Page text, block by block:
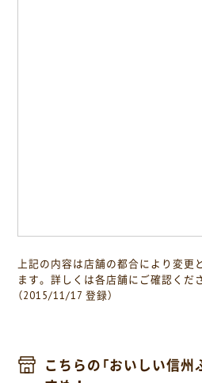
上記の内容は店舗の都合により変更
ます。詳しくは各店舗にご確認くだ
（2015/11/17 登録）
こちらの「おいしい信州